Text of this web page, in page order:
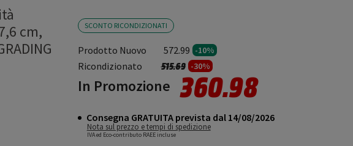
cm,
SCONTO RICONDIZIONATI
Prodotto Nuovo 572.99 -10%
Ricondizionato Prezzo ridotto da
515.69a-30%
In Promozione 360.98
Consegna GRATUITA prevista dal 14/08/2026
Nota sul prezzo e tempi di spedizione
IVA ed Eco-contributo RAEE incluse